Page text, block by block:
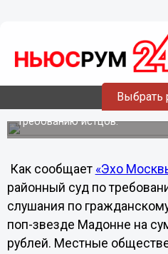
Выбрать
В Санкт-
взыскать через суд
пропаганду
Сегодняшнее заседание суда
требованию истцов.
Как сообщает «Эхо
районный суд по
слушания по
поп-звезде Мадонне на
рублей. Местные